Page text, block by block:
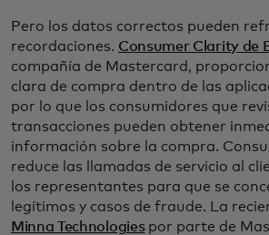
Pero los datos correctos pueden
recordaciones. Consumer Clarity de
compañía de Mastercard,
clara de compra dentro de las
por lo que los consumidores que
transacciones pueden obtener
información sobre la compra.
reduce las llamadas de servicio al
los representantes para que se
legítimos y casos de fraude. La
Minna Technologiespor parte de